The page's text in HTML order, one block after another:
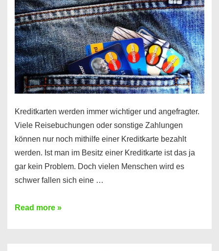
Kreditkarten werden immer wichtiger und angefragter.
Viele Reisebuchungen oder sonstige Zahlungen
können nur noch mithilfe einer Kreditkarte bezahlt
werden. Ist man im Besitz einer Kreditkarte ist das ja
gar kein Problem. Doch vielen Menschen wird es
schwer fallen sich eine …
Kreditkarte
Read more »